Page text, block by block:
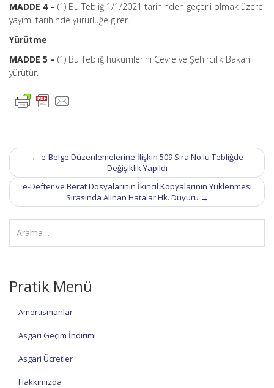
MADDE 4 – (1) Bu Tebliğ 1/1/2021 tarihinden geçerli olmak üzere
yayımı tarihinde yürürlüğe girer.
Yürütme
MADDE 5 – (1) Bu Tebliğ hükümlerini Çevre ve Şehircilik Bakanı
yürütür.
Post
navigation
← e-Belge Düzenlemelerine İlişkin 509 Sıra No.lu Tebliğde
Değişiklik Yapıldı
e-Defter ve Berat Dosyalarının İkincil Kopyalarının Yüklenmesi
Sırasında Alınan Hatalar Hk. Duyuru →
Pratik Menü
Amortismanlar
Asgari Geçim İndirimi
Asgari Ücretler
Hakkımızda